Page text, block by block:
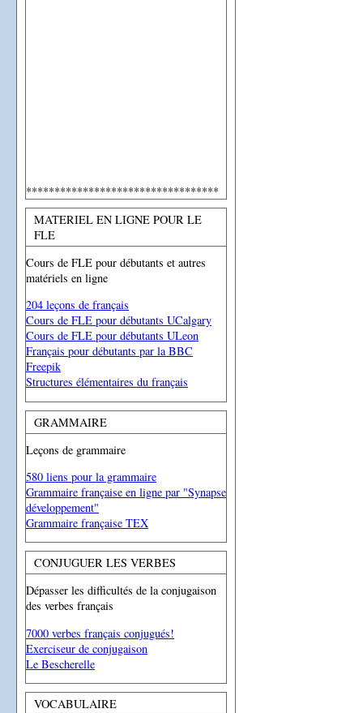
**********************************
MATERIEL EN LIGNE POUR LE
FLE
Cours de FLE pour débutants et autres
matériels en ligne
204 leçons de français
Cours de FLE pour débutants UCalgary
Cours de FLE pour débutants ULeon
Français pour débutants par la BBC
Freepik
Structures élémentaires du français
GRAMMAIRE
Leçons de grammaire
580 liens pour la grammaire
Grammaire française en ligne par "Synapse
développement"
Grammaire française TEX
CONJUGUER LES VERBES
Dépasser les difficultés de la conjugaison
des verbes français
7000 verbes français conjugués!
Exerciseur de conjugaison
Le Bescherelle
VOCABULAIRE